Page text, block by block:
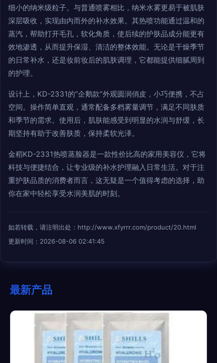
细小的纳米级粒子。与普通喷雾相比，纳米水雾更易于被肌肤
深层吸收，实现由内而外的补水效果。其热喷功能通过温和的
蒸汽，帮助打开毛孔，软化角质，使后续的护肤品成分能更有
效地渗透，从而提升保湿、清洁的整体效能。无论是干燥季节
的日常补水，还是妆前妆后的肌肤调理，它都能提供细腻周到
的护理。
设计上，KD-2331的“企鹅款”外观圆润俏皮，小巧便携，不占
空间。操作简单直观，通常配备多档雾量调节，满足不同肤质
和季节的需求。使用后，肌肤能感受到明显的水润与舒缓，长
期坚持有助于改善肤质，保持柔软光泽。
金稻KD-2331热喷蒸脸器是一款性价比高的家用美容仪，它将
科技与便捷结合，让专业级的补水护理融入日常生活。对于注
重护肤品质的消费者而言，这无疑是一个值得考虑的选择，助
你在家中轻松享受水润美肌的时刻。
如若转载，请注明出处：http://www.xfyrrr.com/product/20.html
更新时间：2026-08-06 02:41:45
最新产品